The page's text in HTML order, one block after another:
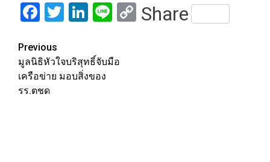
Facebook
Twitter
LinkedIn
LineCopy
Share
Post
navigation
Previous
มูลนิธิหัวใจบริสุทธิ์จับมือ
เครือข่าย มอบสิ่งของ
รร.ตชด